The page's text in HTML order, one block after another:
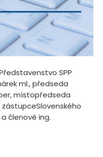
Představenstvo SPP
ml., předseda
místopředseda
členové ing.